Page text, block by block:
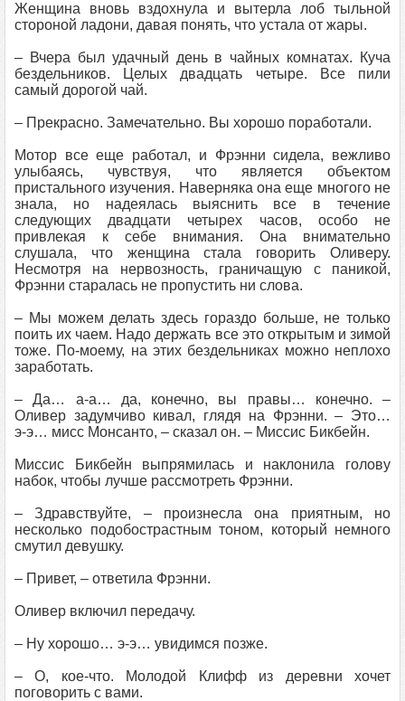
Женщина вновь вздохнула и вытерла лоб тыльной
стороной ладони, давая понять, что устала от жары.
– Вчера был удачный день в чайных комнатах. Куча
бездельников. Целых двадцать четыре. Все пили
самый дорогой чай.
– Прекрасно. Замечательно. Вы хорошо поработали.
Мотор все еще работал, и Фрэнни сидела, вежливо
улыбаясь, чувствуя, что является объектом
пристального изучения. Наверняка она еще многого не
знала, но надеялась выяснить все в течение
следующих двадцати четырех часов, особо не
привлекая к себе внимания. Она внимательно
слушала, что женщина стала говорить Оливеру.
Несмотря на нервозность, граничащую с паникой,
Фрэнни старалась не пропустить ни слова.
– Мы можем делать здесь гораздо больше, не только
поить их чаем. Надо держать все это открытым и зимой
тоже. По‑моему, на этих бездельниках можно неплохо
заработать.
– Да… а‑а… да, конечно, вы правы… конечно. –
Оливер задумчиво кивал, глядя на Фрэнни. – Это…
э‑э… мисс Монсанто, – сказал он. – Миссис Бикбейн.
Миссис Бикбейн выпрямилась и наклонила голову
набок, чтобы лучше рассмотреть Фрэнни.
– Здравствуйте, – произнесла она приятным, но
несколько подобострастным тоном, который немного
смутил девушку.
– Привет, – ответила Фрэнни.
Оливер включил передачу.
– Ну хорошо… э‑э… увидимся позже.
– О, кое‑что. Молодой Клифф из деревни хочет
поговорить с вами.